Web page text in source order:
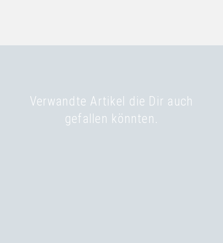
Verwandte Artikel die Dir auch
gefallen könnten.